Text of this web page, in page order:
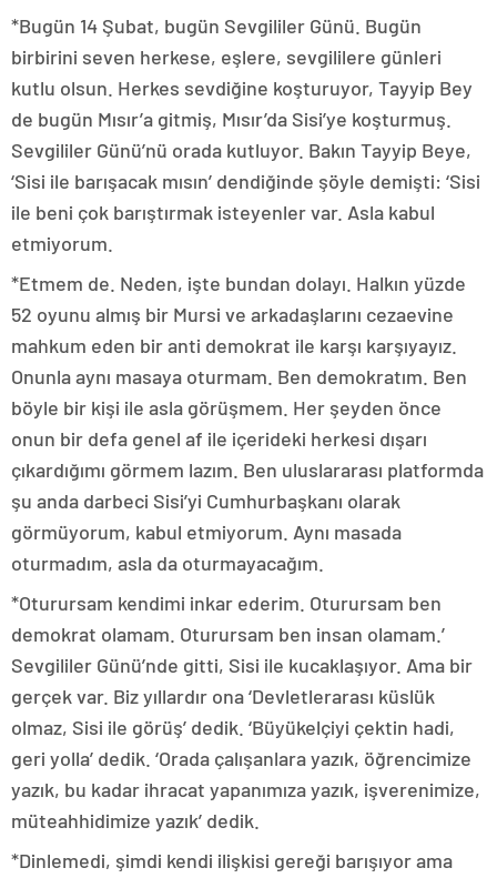
*Bugün 14 Şubat, bugün Sevgililer Günü. Bugün
birbirini seven herkese, eşlere, sevgililere günleri
kutlu olsun. Herkes sevdiğine koşturuyor, Tayyip Bey
de bugün Mısır’a gitmiş, Mısır’da Sisi’ye koşturmuş.
Sevgililer Günü’nü orada kutluyor. Bakın Tayyip Beye,
‘Sisi ile barışacak mısın’ dendiğinde şöyle demişti: ‘Sisi
ile beni çok barıştırmak isteyenler var. Asla kabul
etmiyorum.
*Etmem de. Neden, işte bundan dolayı. Halkın yüzde
52 oyunu almış bir Mursi ve arkadaşlarını cezaevine
mahkum eden bir anti demokrat ile karşı karşıyayız.
Onunla aynı masaya oturmam. Ben demokratım. Ben
böyle bir kişi ile asla görüşmem. Her şeyden önce
onun bir defa genel af ile içerideki herkesi dışarı
çıkardığımı görmem lazım. Ben uluslararası platformda
şu anda darbeci Sisi’yi Cumhurbaşkanı olarak
görmüyorum, kabul etmiyorum. Aynı masada
oturmadım, asla da oturmayacağım.
*Oturursam kendimi inkar ederim. Oturursam ben
demokrat olamam. Oturursam ben insan olamam.’
Sevgililer Günü’nde gitti, Sisi ile kucaklaşıyor. Ama bir
gerçek var. Biz yıllardır ona ‘Devletlerarası küslük
olmaz, Sisi ile görüş’ dedik. ‘Büyükelçiyi çektin hadi,
geri yolla’ dedik. ‘Orada çalışanlara yazık, öğrencimize
yazık, bu kadar ihracat yapanımıza yazık, işverenimize,
müteahhidimize yazık’ dedik.
*Dinlemedi, şimdi kendi ilişkisi gereği barışıyor ama